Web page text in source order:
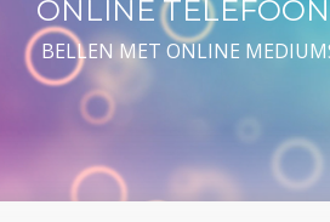
ONLINE
BELLEN MET ONLINE